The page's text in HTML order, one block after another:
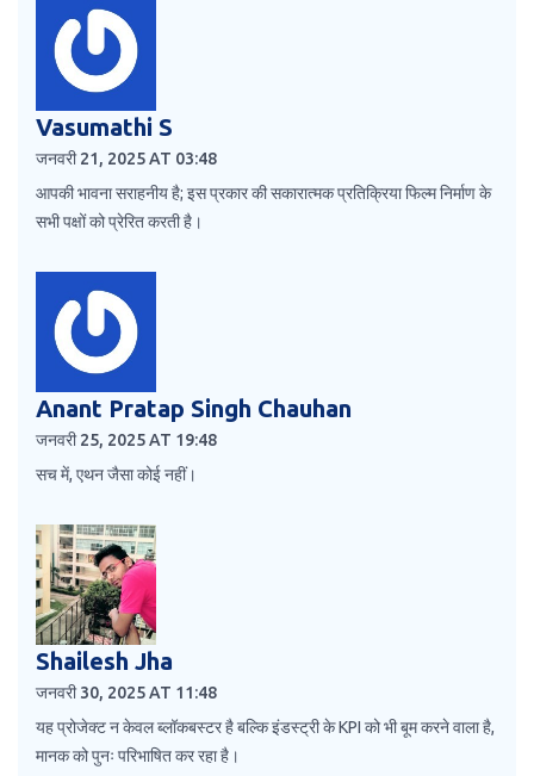
Vasumathi S
जनवरी 21, 2025 AT 03:48
आपकी भावना सराहनीय है; इस प्रकार की सकारात्मक प्रतिक्रिया फिल्म निर्माण के
सभी पक्षों को प्रेरित करती है।
Anant Pratap Singh Chauhan
जनवरी 25, 2025 AT 19:48
सच में, एथन जैसा कोई नहीं।
Shailesh Jha
जनवरी 30, 2025 AT 11:48
यह प्रोजेक्ट न केवल ब्लॉकबस्टर है बल्कि इंडस्ट्री के KPI को भी बूम करने वाला है,
मानक को पुनः परिभाषित कर रहा है।